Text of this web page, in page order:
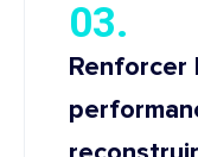
03.
Renforcer